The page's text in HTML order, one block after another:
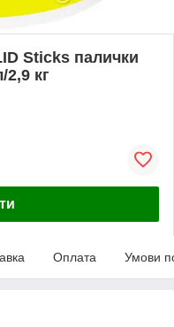
Sticks палички
2,9 кг
Оплата Умови